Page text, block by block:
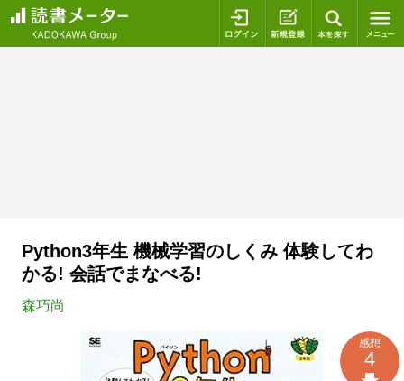
ログイン 新規登録
Python3年生 機械学習のしくみ 体験してわ
かる! 会話でまなべる!
森巧尚
感想
4